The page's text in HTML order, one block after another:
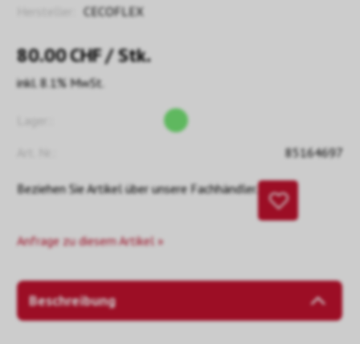
CECOFLEX
80.00CHF/ Stk.
inkl. 8.1% MwSt.
85164697
Beziehen Sie Artikel über unsere Fachhändler.
Anfrage zu diesem Artikel »
Beschreibung